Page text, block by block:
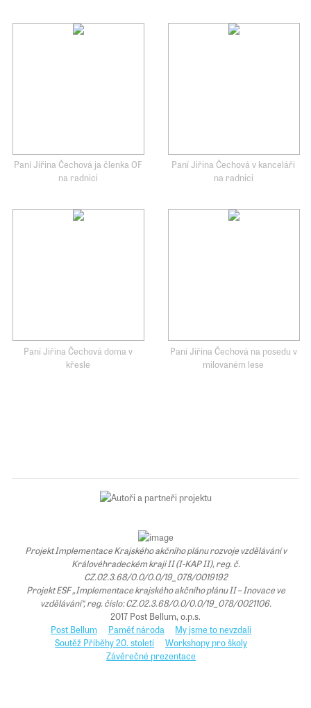
Paní Jiřina Čechová ja členka OF
na radnici
Paní Jiřina Čechová v kanceláři
na radnici
Paní Jiřina Čechová doma v
křesle
Paní Jiřina Čechová na posedu v
milovaném lese
Projekt Implementace Krajského akčního plánu rozvoje vzdělávání v
Královéhradeckém kraji II (I-KAP II), reg. č.
CZ.02.3.68/0.0/0.0/19_078/0019192
Projekt ESF „Implementace krajského akčního plánu II – Inovace ve
vzdělávání“, reg. číslo: CZ.02.3.68/0.0/0.0/19_078/0021106.
2017 Post Bellum, o.p.s.
Post Bellum
Paměť národa
My jsme to nevzdali
Soutěž Příběhy 20. století
Workshopy pro školy
Závěrečné prezentace